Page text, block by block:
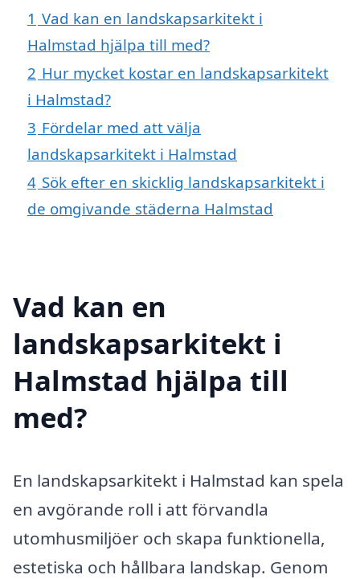
1 Vad kan en landskapsarkitekt i
Halmstad hjälpa till med?
2 Hur mycket kostar en landskapsarkitekt
i Halmstad?
3 Fördelar med att välja
landskapsarkitekt i Halmstad
4 Sök efter en skicklig landskapsarkitekt i
de omgivande städerna Halmstad
Vad kan en
landskapsarkitekt i
Halmstad hjälpa till
med?
En landskapsarkitekt i Halmstad kan spela
en avgörande roll i att förvandla
utomhusmiljöer och skapa funktionella,
estetiska och hållbara landskap. Genom